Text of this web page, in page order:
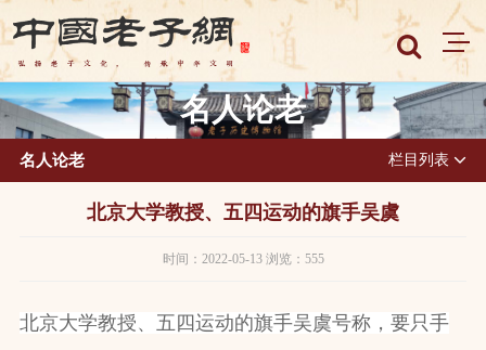
名人论老
名人论老 栏目列表
北京大学教授、五四运动的旗手吴虞
时间：2022-05-13 浏览：555
北京大学教授、五四运动的旗手吴虞号称，要只手